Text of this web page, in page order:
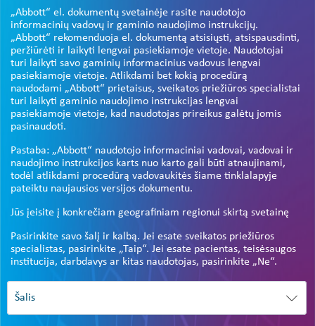
„Abbott“ el. dokumentų svetainėje rasite naudotojo
informacinių vadovų ir gaminio naudojimo instrukcijų.
„Abbott“ rekomenduoja el. dokumentą atsisiųsti, atsispausdinti,
peržiūrėti ir laikyti lengvai pasiekiamoje vietoje. Naudotojai
turi laikyti savo gaminių informacinius vadovus lengvai
pasiekiamoje vietoje. Atlikdami bet kokią procedūrą
naudodami „Abbott“ prietaisus, sveikatos priežiūros specialistai
turi laikyti gaminio naudojimo instrukcijas lengvai
pasiekiamoje vietoje, kad naudotojas prireikus galėtų jomis
pasinaudoti.
Pastaba: „Abbott“ naudotojo informaciniai vadovai, vadovai ir
naudojimo instrukcijos karts nuo karto gali būti atnaujinami,
todėl atlikdami procedūrą vadovaukitės šiame tinklalapyje
pateiktu naujausios versijos dokumentu.
Jūs įeisite į konkrečiam geografiniam regionui skirtą svetainę
Pasirinkite savo šalį ir kalbą. Jei esate sveikatos priežiūros
specialistas, pasirinkite „Taip“. Jei esate pacientas, teisėsaugos
institucija, darbdavys ar kitas naudotojas, pasirinkite „Ne“.